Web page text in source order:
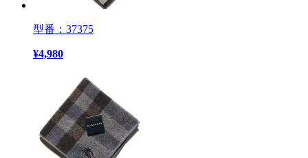
型番：37375
¥4,980